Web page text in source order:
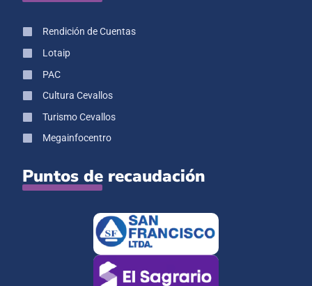
Rendición de Cuentas
Lotaip
PAC
Cultura Cevallos
Turismo Cevallos
Megainfocentro
Puntos de recaudación